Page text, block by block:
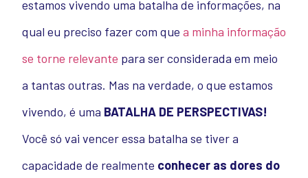
estamos vivendo uma batalha de informações, na
qual eu preciso fazer com que a minha informação
se torne relevante para ser considerada em meio
a tantas outras. Mas na verdade, o que estamos
vivendo, é uma BATALHA DE PERSPECTIVAS!
Você só vai vencer essa batalha se tiver a
capacidade de realmente conhecer as dores do